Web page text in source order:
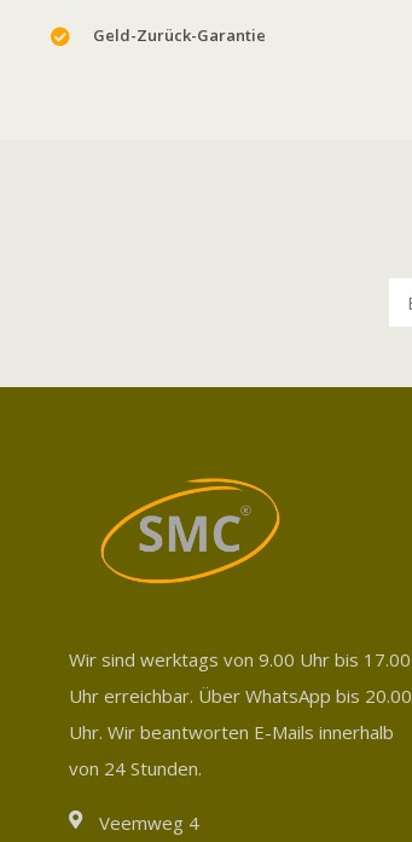
Geld-Zurück-Garantie
Wir sind werktags von 9.00 Uhr bis 17.00
Uhr erreichbar. Über WhatsApp bis 20.00
Uhr. Wir beantworten E-Mails innerhalb
von 24 Stunden.
Veemweg 4